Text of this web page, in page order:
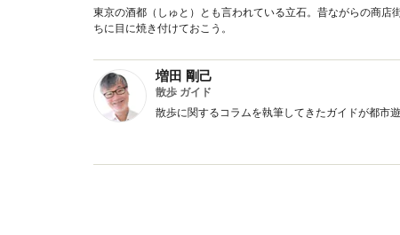
東京の酒都（しゅと）とも言われている立石。昔ながらの商店
ちに目に焼き付けておこう。
増田 剛己
散歩 ガイド
散歩に関するコラムを執筆してきたガイドが都市